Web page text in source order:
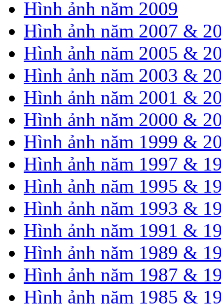
Hình ảnh năm 2009
Hình ảnh năm 2007 &
Hình ảnh năm 2005 &
Hình ảnh năm 2003 &
Hình ảnh năm 2001 &
Hình ảnh năm 2000 &
Hình ảnh năm 1999 &
Hình ảnh năm 1997 &
Hình ảnh năm 1995 &
Hình ảnh năm 1993 &
Hình ảnh năm 1991 &
Hình ảnh năm 1989 &
Hình ảnh năm 1987 &
Hình ảnh năm 1985 &